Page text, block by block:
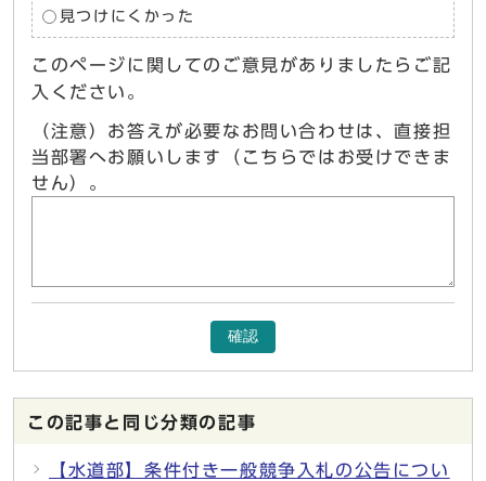
見つけにくかった
このページに関してのご意見がありましたらご記
入ください。
（注意）お答えが必要なお問い合わせは、直接担
当部署へお願いします（こちらではお受けできま
せん）。
確認
この記事と同じ分類の記事
【水道部】条件付き一般競争入札の公告につい